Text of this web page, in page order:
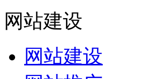
网站建设
网站建设